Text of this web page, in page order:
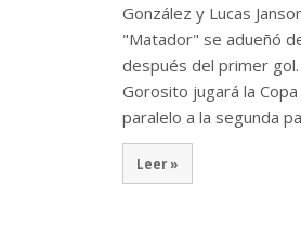
González y Lucas
"Matador" se adueñó
después del primer
Gorosito jugará la
paralelo a la segunda
Leer »